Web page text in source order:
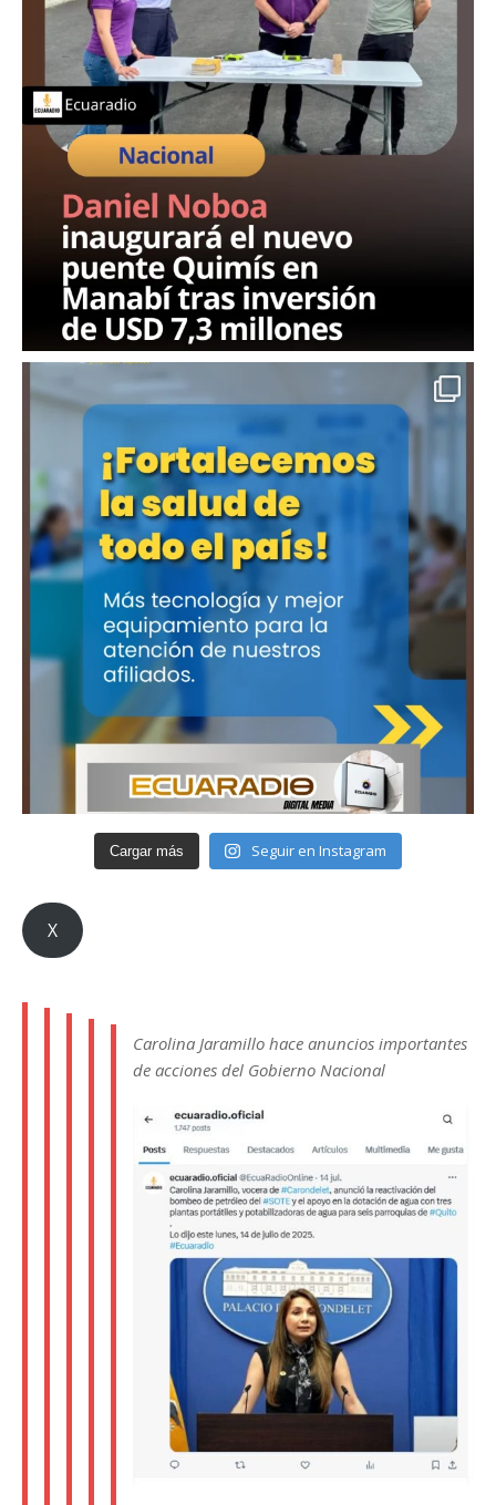
Cargar más Seguir en Instagram
X
Carolina Jaramillo hace anuncios importantes
de acciones del Gobierno Nacional